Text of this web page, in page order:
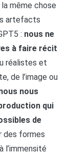
même chose
artefacts
: nous ne
à faire récit
réalistes et
de l’image ou
nous
qui
de
des formes
l’immensité